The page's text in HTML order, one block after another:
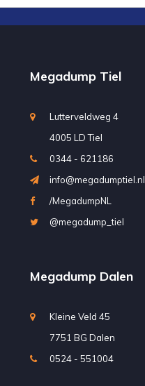
Megadump Tiel
Lutterveldweg 4
4005 LD Tiel
0344 - 621186
info@megadumptiel.nl
/MegadumpNL
@megadump_tiel
Megadump Dalen
Kleine Veld 45
7751 BG Dalen
0524 - 551004